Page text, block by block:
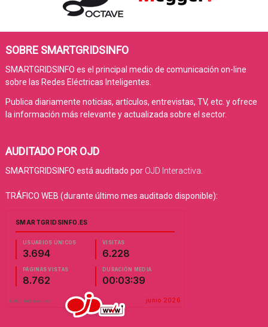
SOBRE SMARTGRIDSINFO
SMARTGRIDSINFO es el principal medio de comunicación on-line
sobre las Redes Eléctricas Inteligentes.
Publica diariamente noticias, artículos, entrevistas, TV, etc. y ofrece
la información más relevante y actualizada sobre el sector.
AUDITADO POR OJD
SMARTGRIDSINFO está auditado por OJD Interactiva.
TRÁFICO WEB (durante último mes auditado disponible):